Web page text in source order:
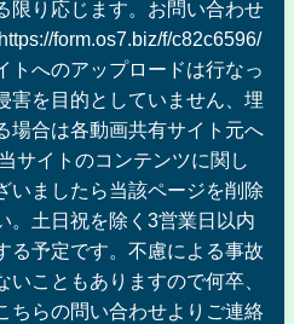
限り応じます。お問い合わせ
form.os7.biz/f/c82c6596/
トへのアップロードは行なっ
害を目的としていません、埋
場合は各動画共有サイト元へ
サイトのコンテンツに関し
いましたら当該ページを削除
。土日祝を除く3営業日以内
る予定です。不慮による事故
こともありますので何卒、
ちらの問い合わせよりご連絡